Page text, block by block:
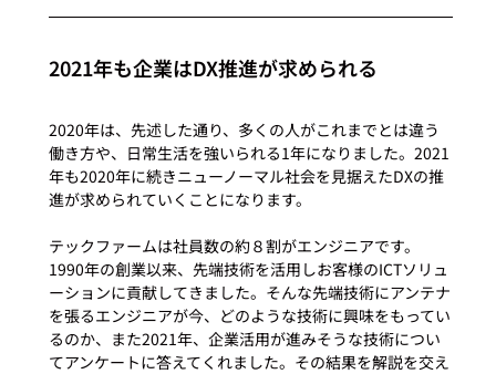
2021年も企業はDX推進が求められる
2020年は、先述した通り、多くの人がこれまでとは違う
働き方や、日常生活を強いられる1年になりました。2021
年も2020年に続きニューノーマル社会を見据えたDXの推
進が求められていくことになります。
テックファームは社員数の約８割がエンジニアです。
1990年の創業以来、先端技術を活用しお客様のICTソリュ
ーションに貢献してきました。そんな先端技術にアンテナ
を張るエンジニアが今、どのような技術に興味をもってい
るのか、また2021年、企業活用が進みそうな技術につい
てアンケートに答えてくれました。その結果を解説を交え